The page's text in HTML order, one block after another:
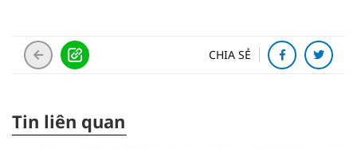
CHIA SẺ
Tin liên quan